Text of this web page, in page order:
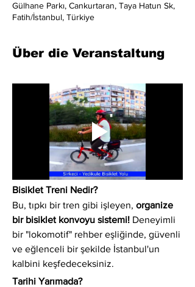
Gülhane Parkı, Cankurtaran, Taya Hatun Sk,
Fatih/İstanbul, Türkiye
Über die Veranstaltung
Bisiklet Treni Nedir?
Bu, tıpkı bir tren gibi işleyen, organize
bir bisiklet konvoyu sistemi! Deneyimli
bir "lokomotif" rehber eşliğinde, güvenli
ve eğlenceli bir şekilde İstanbul'un
kalbini keşfedeceksiniz.
Tarihi Yarımada?